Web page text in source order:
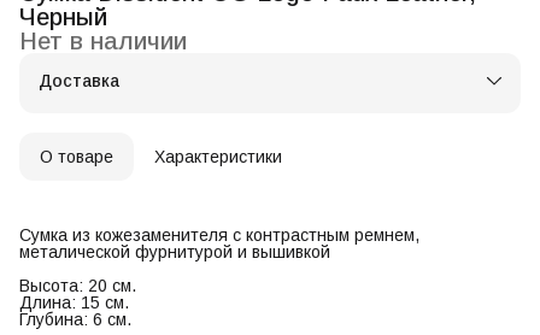
Черный
Нет в наличии
Доставка
О товаре Характеристики
Сумка из кожезаменителя с контрастным ремнем,
металической фурнитурой и вышивкой
Высота: 20 см.
Длина: 15 см.
Глубина: 6 см.